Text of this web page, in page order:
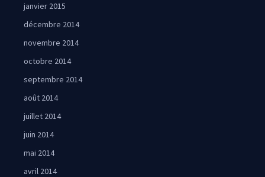
janvier 2015
décembre 2014
novembre 2014
octobre 2014
septembre 2014
août 2014
juillet 2014
juin 2014
mai 2014
avril 2014